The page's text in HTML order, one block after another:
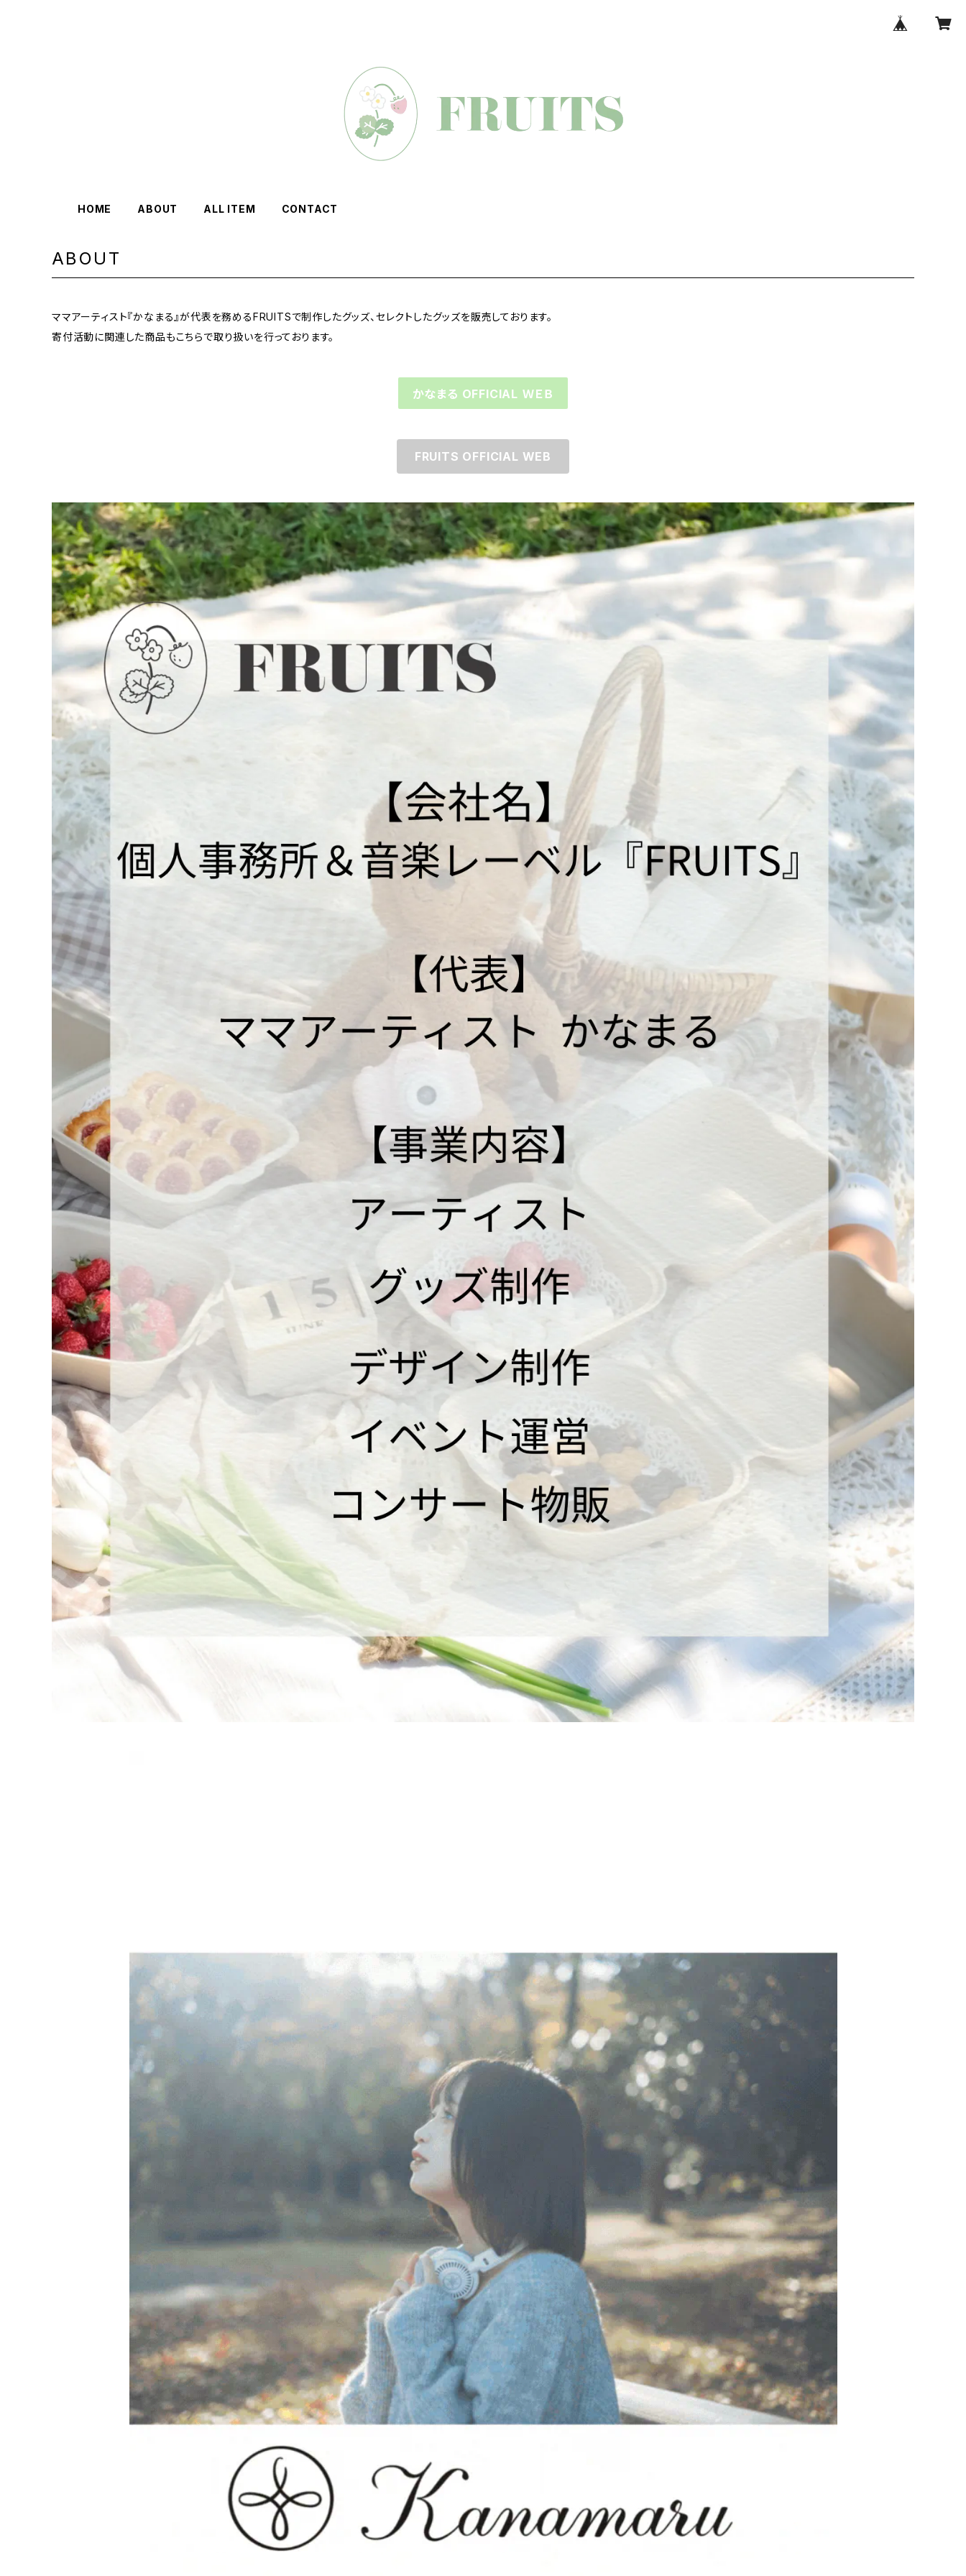
HOME ABOUT ALL ITEM CONTACT
ABOUT
ママアーティスト『かなまる』が代表を務めるFRUITSで制作したグッズ、セレクトしたグッズを販売しております。
寄付活動に関連した商品もこちらで取り扱いを行っております。
かなまる OFFICIAL ＷＥＢ
FRUITS OFFICIAL WEB